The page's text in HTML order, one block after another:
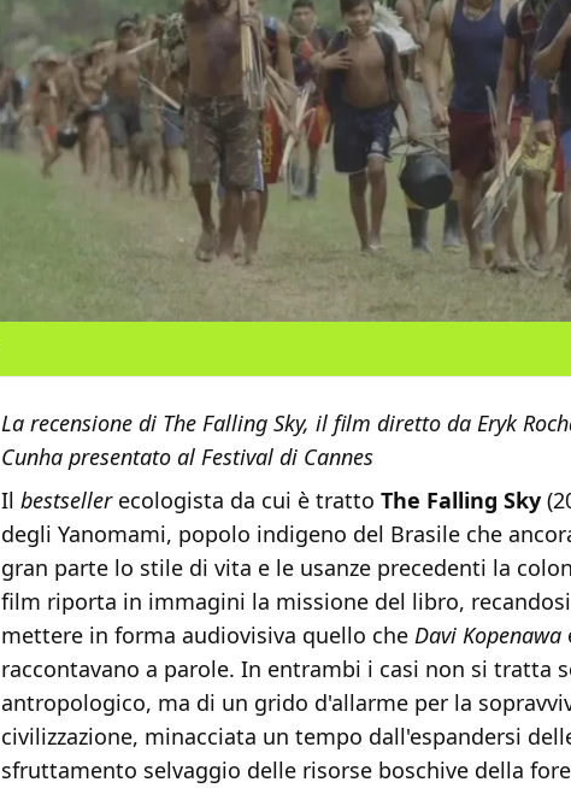
La recensione di The Falling Sky, il film diretto da Eryk
Cunha presentato al Festival di Cannes
Il bestsellerecologista da cui è tratto The Falling Sky
degli Yanomami, popolo indigeno del Brasile che
gran parte lo stile di vita e le usanze precedenti la
film riporta in immagini la missione del libro,
mettere in forma audiovisiva quello che Davi Kopenawa
raccontavano a parole. In entrambi i casi non si tratta
antropologico, ma di un grido d'allarme per la
civilizzazione, minacciata un tempo dall'espandersi
sfruttamento selvaggio delle risorse boschive della